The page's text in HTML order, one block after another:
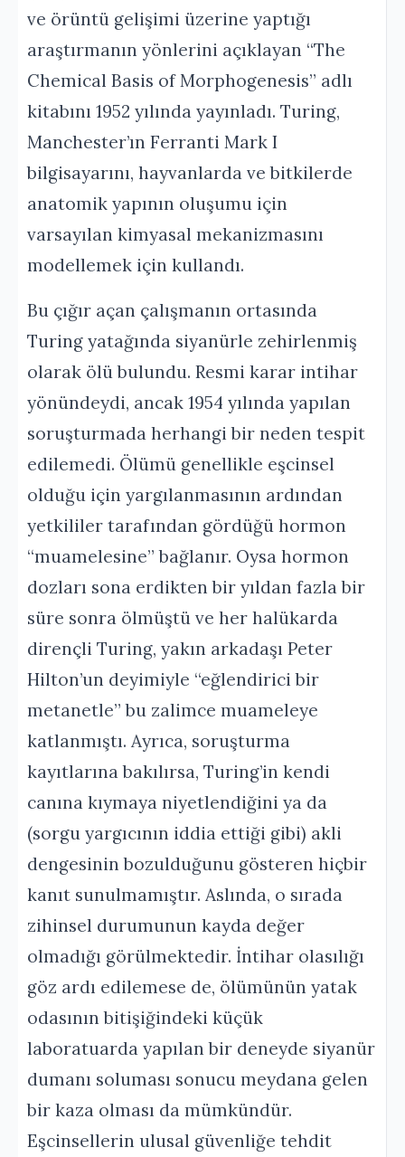
ve örüntü gelişimi üzerine yaptığı
araştırmanın yönlerini açıklayan “The
Chemical Basis of Morphogenesis” adlı
kitabını 1952 yılında yayınladı. Turing,
Manchester’ın Ferranti Mark I
bilgisayarını, hayvanlarda ve bitkilerde
anatomik yapının oluşumu için
varsayılan kimyasal mekanizmasını
modellemek için kullandı.
Bu çığır açan çalışmanın ortasında
Turing yatağında siyanürle zehirlenmiş
olarak ölü bulundu. Resmi karar intihar
yönündeydi, ancak 1954 yılında yapılan
soruşturmada herhangi bir neden tespit
edilemedi. Ölümü genellikle eşcinsel
olduğu için yargılanmasının ardından
yetkililer tarafından gördüğü hormon
“muamelesine” bağlanır. Oysa hormon
dozları sona erdikten bir yıldan fazla bir
süre sonra ölmüştü ve her halükarda
dirençli Turing, yakın arkadaşı Peter
Hilton’un deyimiyle “eğlendirici bir
metanetle” bu zalimce muameleye
katlanmıştı. Ayrıca, soruşturma
kayıtlarına bakılırsa, Turing’in kendi
canına kıymaya niyetlendiğini ya da
(sorgu yargıcının iddia ettiği gibi) akli
dengesinin bozulduğunu gösteren hiçbir
kanıt sunulmamıştır. Aslında, o sırada
zihinsel durumunun kayda değer
olmadığı görülmektedir. İntihar olasılığı
göz ardı edilemese de, ölümünün yatak
odasının bitişiğindeki küçük
laboratuarda yapılan bir deneyde siyanür
dumanı soluması sonucu meydana gelen
bir kaza olması da mümkündür.
Eşcinsellerin ulusal güvenliğe tehdit